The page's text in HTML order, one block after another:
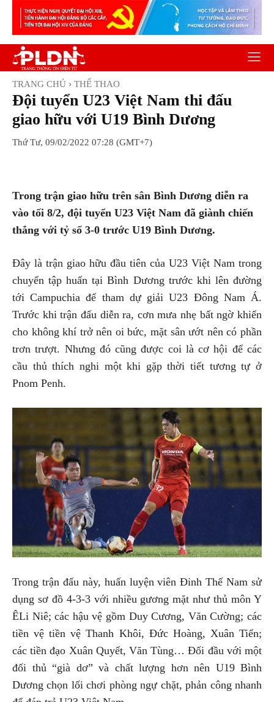
TRANG CHỦ THỂ THAO
Đội tuyển U23 Việt Nam thi đấu
giao hữu với U19 Bình Dương
Thứ Tư, 09/02/2022 07:28 (GMT+7)
Trong trận giao hữu trên sân Bình Dương diễn ra
vào tối 8/2, đội tuyển U23 Việt Nam đã giành chiến
thắng với tỷ số 3-0 trước U19 Bình Dương.
Đây là trận giao hữu đầu tiên của U23 Việt Nam trong
chuyến tập huấn tại Bình Dương trước khi lên đường
tới Campuchia để tham dự giải U23 Đông Nam Á.
Trước khi trận đấu diễn ra, cơn mưa nhẹ bất ngờ khiến
cho không khí trở nên oi bức, mặt sân ướt nên có phần
trơn trượt. Nhưng đó cũng được coi là cơ hội để các
cầu thủ thích nghi một khi gặp thời tiết tương tự ở
Pnom Penh.
Trong trận đấu này, huấn luyện viên Đinh Thế Nam sử
dụng sơ đồ 4-3-3 với nhiều gương mặt như thủ môn Y
ÊLi Niê; các hậu vệ gồm Duy Cương, Văn Cường; các
tiền vệ tiền vệ Thanh Khôi, Đức Hoàng, Xuân Tiến;
các tiền đạo Xuân Quyết, Văn Tùng… Đối đầu với một
đối thủ “già dơ” và chất lượng hơn nên U19 Bình
Dương chọn lối chơi phòng ngự chặt, phản công nhanh